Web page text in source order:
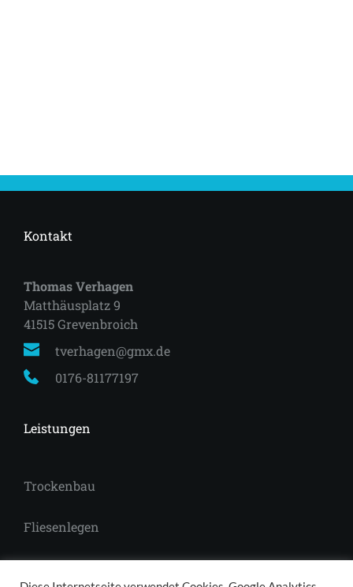
Kontakt
Thomas Verhagen
Matthäusplatz 9
41515 Grevenbroich
tverhagen@gmx.de
0176-81177197
Leistungen
Trockenbau
Fliesenlegen